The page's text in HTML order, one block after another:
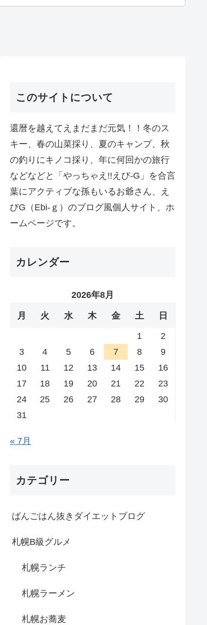
このサイトについて
還暦を越えてえまだまだ元気！！冬のス
キー、春の山菜採り、夏のキャンプ、秋
の釣りにキノコ採り、年に何回かの旅行
などなどと「やっちゃえ!!えび-G」を合言
葉にアクティブな孫もいるお爺さん、え
びG（Ebi-ｇ）のブログ風個人サイト、ホ
ームページです。
カレンダー
2026年8月
月 火 水 木 金 土 日
1
2
3
4 5 6 7 8
9
10
11 12 13 14 15
16
17
18 19 20 21 22
23
24
25 26 27 28 29
30
31
« 7月
カテゴリー
ばんごはん抜きダイエットブログ
札幌B級グルメ
札幌ランチ
札幌ラーメン
札幌お蕎麦